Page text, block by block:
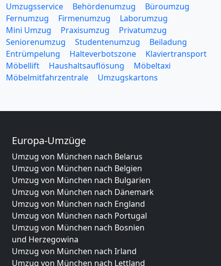
Umzugsservice Behördenumzug
Büroumzug
Fernumzug
Firmenumzug
Laborumzug
Mini Umzug
Praxisumzug
Privatumzug
Seniorenumzug
Studentenumzug
Beiladung
Entrümpelung
Halteverbotszone
Klaviertransport
Möbellift
Haushaltsauflösung
Möbeltaxi
Möbelmitfahrzentrale
Umzugskartons
Europa-Umzüge
Umzug von München nach Belarus
Umzug von München nach Belgien
Umzug von München nach Bulgarien
Umzug von München nach Dänemark
Umzug von München nach England
Umzug von München nach Portugal
Umzug von München nach Bosnien
und Herzegowina
Umzug von München nach Irland
Umzug von München nach Lettland